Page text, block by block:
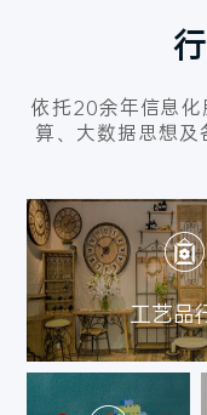
依托20余年信息化
算、大数据思想及
工艺品